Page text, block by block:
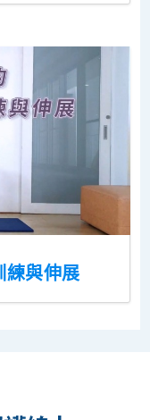
練與伸展